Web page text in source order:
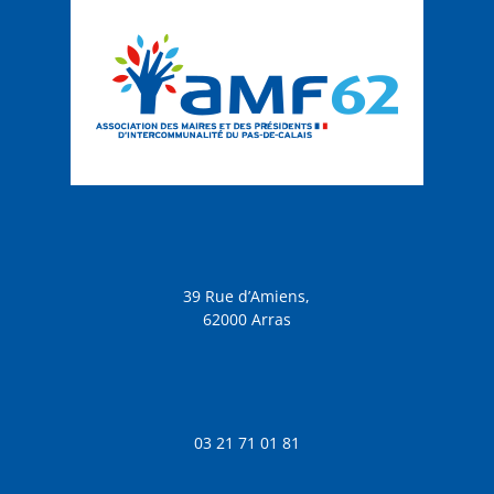
39 Rue d’Amiens,
62000 Arras
03 21 71 01 81